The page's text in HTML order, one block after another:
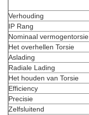
Verhouding
IP Rang
Nominaal vermogentorsie
Het overhellen Torsie
Aslading
Radiale Lading
Het houden van Torsie
Efficiency
Precisie
Zelfsluitend